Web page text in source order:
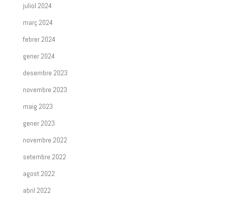
juliol 2024
març 2024
febrer 2024
gener 2024
desembre 2023
novembre 2023
maig 2023
gener 2023
novembre 2022
setembre 2022
agost 2022
abril 2022